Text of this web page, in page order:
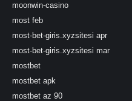
moonwin-casino
most feb
most-bet-giris.xyzsitesi apr
most-bet-giris.xyzsitesi mar
mostbet
mostbet apk
mostbet az 90